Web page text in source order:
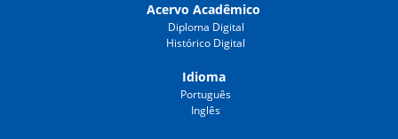
Acervo Acadêmico
Diploma Digital
Histórico Digital
Idioma
Português
Inglês